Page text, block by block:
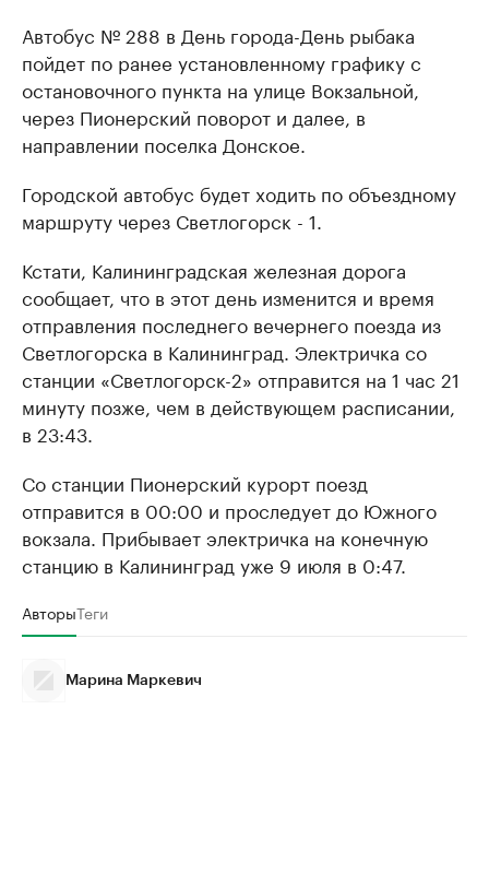
Автобус № 288 в День города-День рыбака
пойдет по ранее установленному графику с
остановочного пункта на улице Вокзальной,
через Пионерский поворот и далее, в
направлении поселка Донское.
Городской автобус будет ходить по объездному
маршруту через Светлогорск - 1.
Кстати, Калининградская железная дорога
сообщает, что в этот день изменится и время
отправления последнего вечернего поезда из
Светлогорска в Калининград. Электричка со
станции «Светлогорск-2» отправится на 1 час 21
минуту позже, чем в действующем расписании,
в 23:43.
Со станции Пионерский курорт поезд
отправится в 00:00 и проследует до Южного
вокзала. Прибывает электричка на конечную
станцию в Калининград уже 9 июля в 0:47.
АвторыТеги
Марина Маркевич